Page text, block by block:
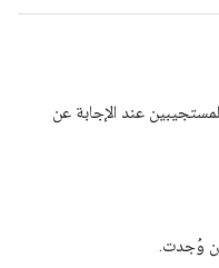
عند الإجابة عن
إن وُجدت.